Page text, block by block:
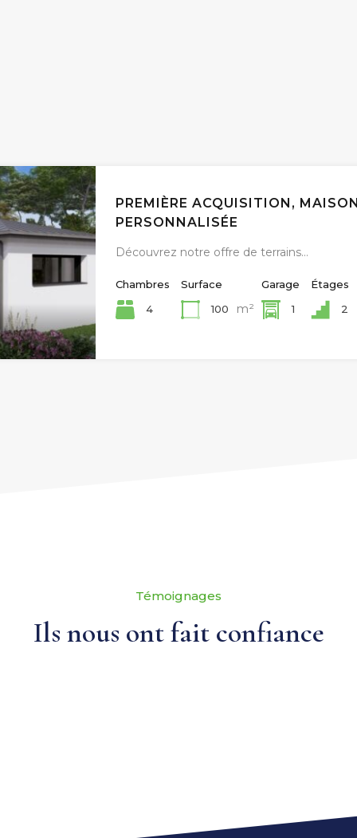
PREMIÈRE ACQUISITION,
PERSONNALISÉE
Découvrez notre offre de terrains…
Chambres
4
Surface
100
m²
Garage
1
Étages
2
Témoignages
Ils nous ont fait confiance